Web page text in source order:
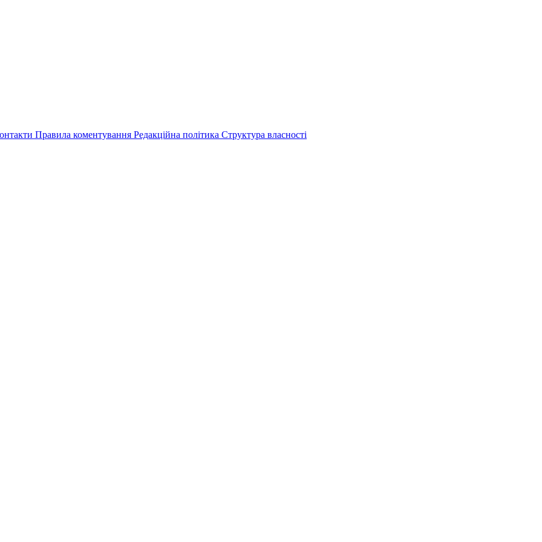
Правила коментування Редакційна політика Структура власності